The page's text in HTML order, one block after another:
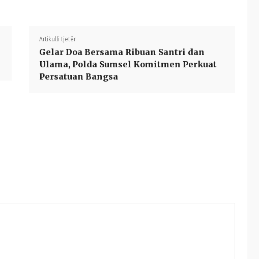
Artikulli tjetër
Gelar Doa Bersama Ribuan Santri dan
Ulama, Polda Sumsel Komitmen Perkuat
Persatuan Bangsa